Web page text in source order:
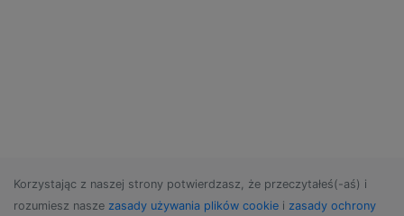
Korzystając z naszej strony potwierdzasz, że przeczytałeś(-aś) i
rozumiesz nasze zasady używania plików cookie i zasady ochrony